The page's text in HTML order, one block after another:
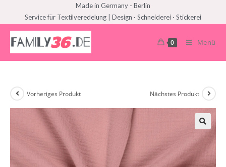
Made in Germany - Berlin
Service für Textilveredelung | Design · Schneiderei · Stickerei
0 Menü
Vorheriges Produkt Nächstes Produkt